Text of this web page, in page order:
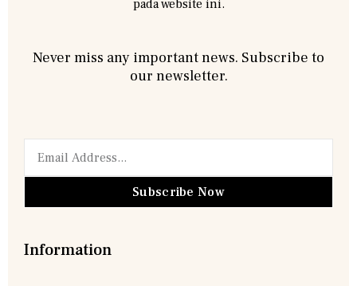
pada website ini.
Never miss any important news. Subscribe to
our newsletter.
Subscribe Now
Information